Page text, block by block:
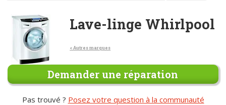
Lave-linge Whirlpool
< Autres marques
Demander une réparation
Pas trouvé ? Posez votre question à la communauté